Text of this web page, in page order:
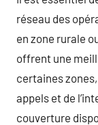
réseau des
en zone rurale
offrent une
certaines
appels et de
couverture